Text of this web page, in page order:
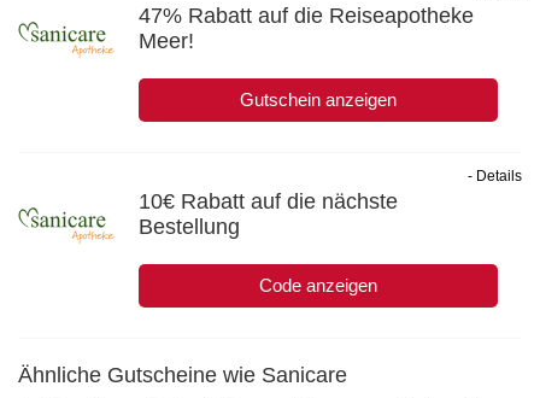
47% Rabatt auf die Reiseapotheke
Meer!
Gutschein anzeigen
10€ Rabatt auf die nächste
Bestellung
Code anzeigen
- Details
Ähnliche Gutscheine wie Sanicare